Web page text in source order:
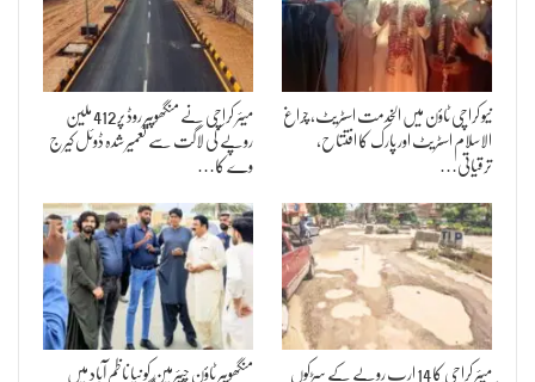
نیو کراچی ٹاؤن میں الخدمت اسٹریٹ، چراغ
الاسلام اسٹریٹ اور پارک کا افتتاح،
ترقیاتی…
میئر کراچی نے منگھوپیر روڈ پر 412 ملین
روپے کی لاگت سے تعمیر شدہ ڈوئل کیرج
وے کا…
میئر کراچی کا 14 ارب روپے کے سڑکوں
منگھوپیر ٹاؤن چیئرمین کو نیا ناظم آباد میں